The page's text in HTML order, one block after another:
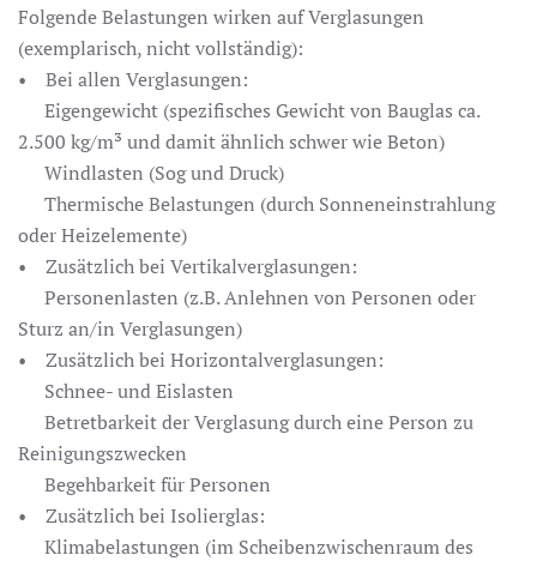
Folgende Belastungen wirken auf Verglasungen
(exemplarisch, nicht vollständig):
• Bei allen Verglasungen:
Eigengewicht (spezifisches Gewicht von Bauglas ca.
2.500 kg/m³ und damit ähnlich schwer wie Beton)
Windlasten (Sog und Druck)
Thermische Belastungen (durch Sonneneinstrahlung
oder Heizelemente)
• Zusätzlich bei Vertikalverglasungen:
Personenlasten (z.B. Anlehnen von Personen oder
Sturz an/in Verglasungen)
• Zusätzlich bei Horizontalverglasungen:
Schnee- und Eislasten
Betretbarkeit der Verglasung durch eine Person zu
Reinigungszwecken
Begehbarkeit für Personen
• Zusätzlich bei Isolierglas:
Klimabelastungen (im Scheibenzwischenraum des